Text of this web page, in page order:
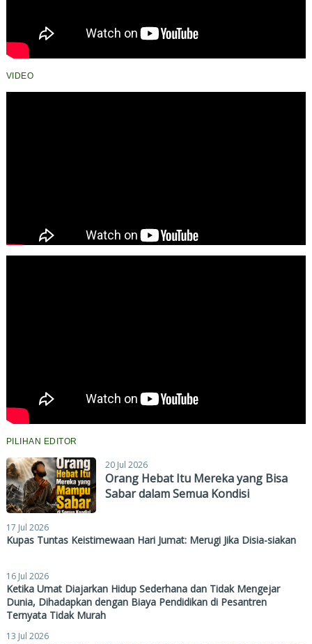
VIDEO
PILIHAN EDITOR
20 Jul 2026
Orang Hebat Itu Mereka yang Bisa
Sabar dalam Semua Kondisi
17 Jul 2026
Kupas Tuntas Keistimewaan Hari Jumat: Merugi Jika Disia-siakan
16 Jul 2026
Ketika Umat Diajarkan Hidup Sederhana dan Tidak Mengejar
Dunia, Dihadapkan dengan Biaya Pendidikan di Pesantren
Ternyata Tidak Murah
13 Jul 2026